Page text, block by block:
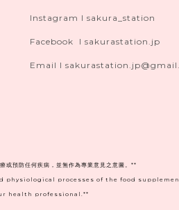
Instagram I sakura_station
Facebook I sakurastation.jp
Email I
或預防任何疾病，並無作為專業意見之意圖。**
processes of the food
health professional.**